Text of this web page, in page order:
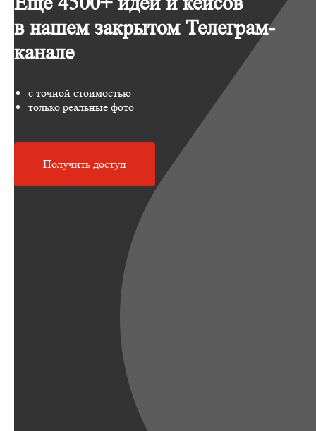
в нашем закрытом Телеграм-
канале
с точной стоимостью
только реальные фото
Получить доступ